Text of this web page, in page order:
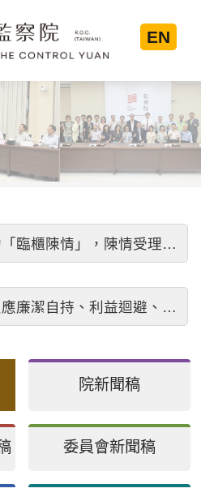
EN
歡迎預約「臨櫃陳情」，陳情受理中心將優先排定人員與您接談，釐清案情爭點後收案處理，以節省您的寶貴時間。
公務人員應廉潔自持、利益迴避、依法公正執行公務～考試院公務人員保障暨培訓委員會～
院新聞稿
委員會新聞稿